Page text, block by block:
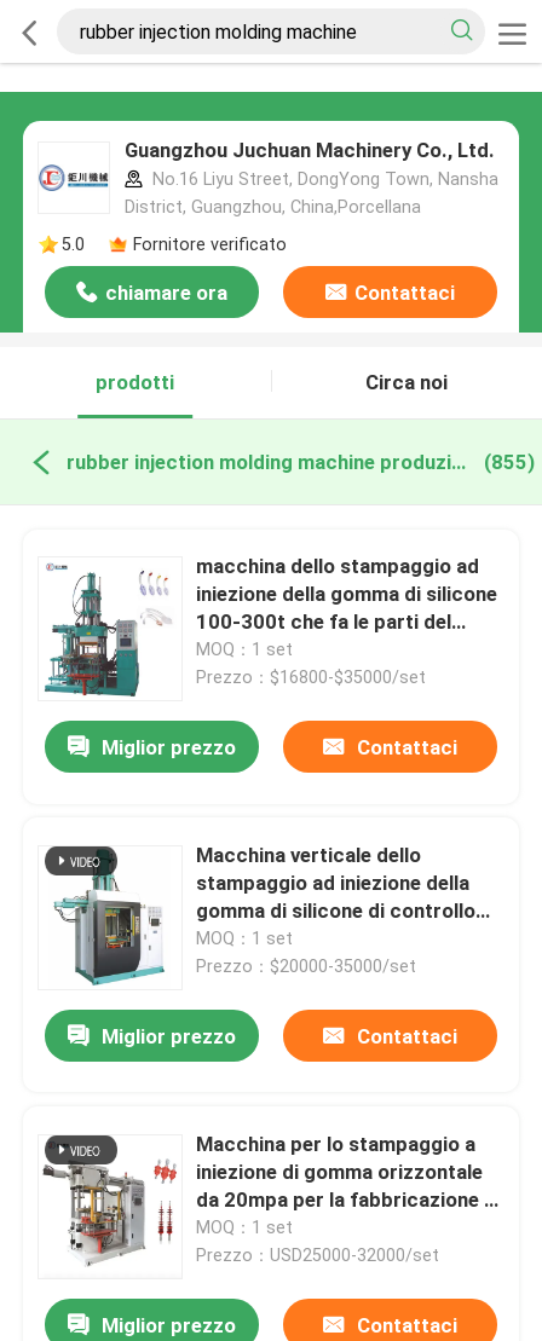
Guangzhou Juchuan Machinery Co., Ltd.
No.16 Liyu Street, DongYong Town, Nansha
District, Guangzhou, China,Porcellana
5.0
Fornitore verificato
chiamare ora Contattaci
prodotti Circa noi
rubber injection molding machine produzione online (855)
macchina dello stampaggio ad
iniezione della gomma di silicone
100-300t che fa le parti del
grado medico
MOQ：1 set
Prezzo：$16800-$35000/set
Miglior prezzo Contattaci
Macchina verticale dello
stampaggio ad iniezione della
gomma di silicone di controllo
del Plc che fa biberon
MOQ：1 set
Prezzo：$20000-35000/set
Miglior prezzo Contattaci
Macchina per lo stampaggio a
iniezione di gomma orizzontale
da 20mpa per la fabbricazione di
isolanti
MOQ：1 set
Prezzo：USD25000-32000/set
Miglior prezzo Contattaci